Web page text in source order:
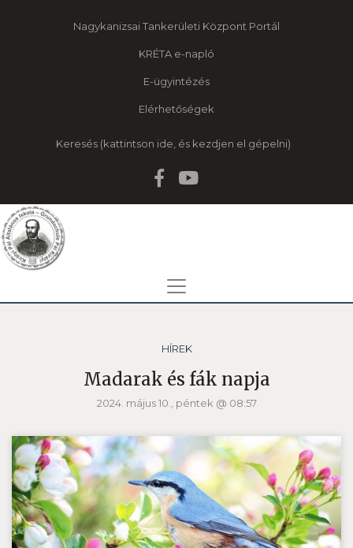
Nagykanizsai Tankerületi Központ Portál
KRÉTA e-napló
E-ügyintézés
Elérhetőségek
Keresés
HÍREK
Madarak és fák napja
2024. május 10., péntek @ 08:57